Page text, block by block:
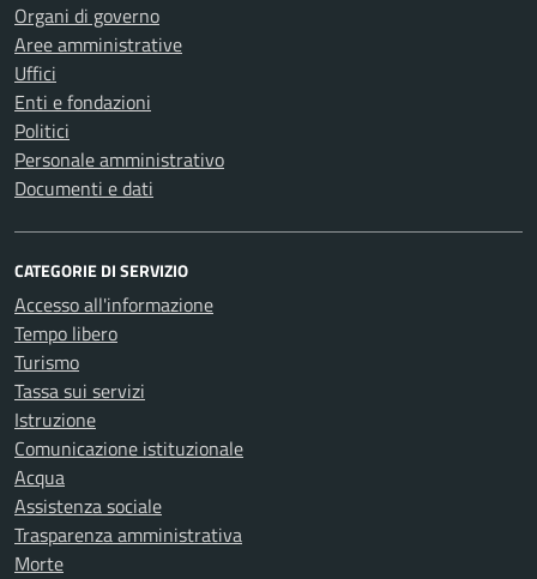
Organi di governo
Aree amministrative
Uffici
Enti e fondazioni
Politici
Personale amministrativo
Documenti e dati
CATEGORIE DI SERVIZIO
Accesso all'informazione
Tempo libero
Turismo
Tassa sui servizi
Istruzione
Comunicazione istituzionale
Acqua
Assistenza sociale
Trasparenza amministrativa
Morte